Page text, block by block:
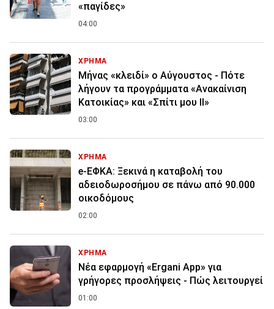
«παγίδες»
04:00
ΧΡΗΜΑ
Μήνας «κλειδί» ο Αύγουστος - Πότε
λήγουν τα προγράμματα «Ανακαίνιση
Κατοικίας» και «Σπίτι μου ΙΙ»
03:00
ΧΡΗΜΑ
e-ΕΦΚΑ: Ξεκινά η καταβολή του
αδειοδωροσήμου σε πάνω από 90.000
οικοδόμους
02:00
ΧΡΗΜΑ
Νέα εφαρμογή «Ergani App» για
γρήγορες προσλήψεις - Πώς λειτουργεί
01:00